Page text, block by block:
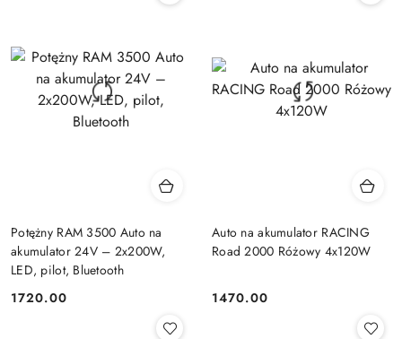
Potężny RAM 3500 Auto na
akumulator 24V – 2x200W,
LED, pilot, Bluetooth
Cena:
1720.00
Auto na akumulator RACING
Road 2000 Różowy 4x120W
Cena:
1470.00